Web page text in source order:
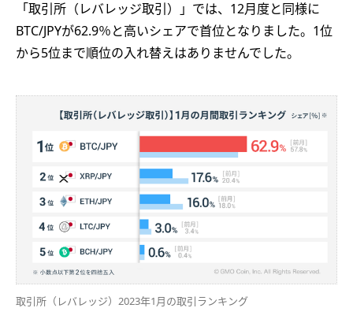
「取引所（レバレッジ取引）」では、12月度と同様に
BTC/JPYが62.9％と高いシェアで首位となりました。1位
から5位まで順位の入れ替えはありませんでした。
取引所（レバレッジ）2023年1月の取引ランキング